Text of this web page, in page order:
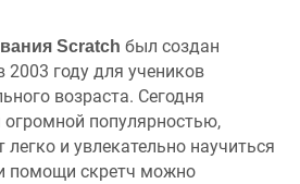
Scratch был создан
2003 году для учеников
возраста. Сегодня
огромной популярностью,
легко и увлекательно научиться
помощи скретч можно